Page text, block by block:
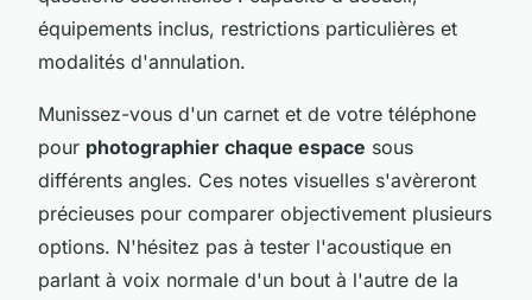
équipements inclus, restrictions particulières et
modalités d'annulation.
Munissez-vous d'un carnet et de votre téléphone
pour photographier chaque espace sous
différents angles. Ces notes visuelles s'avèreront
précieuses pour comparer objectivement plusieurs
options. N'hésitez pas à tester l'acoustique en
parlant à voix normale d'un bout à l'autre de la